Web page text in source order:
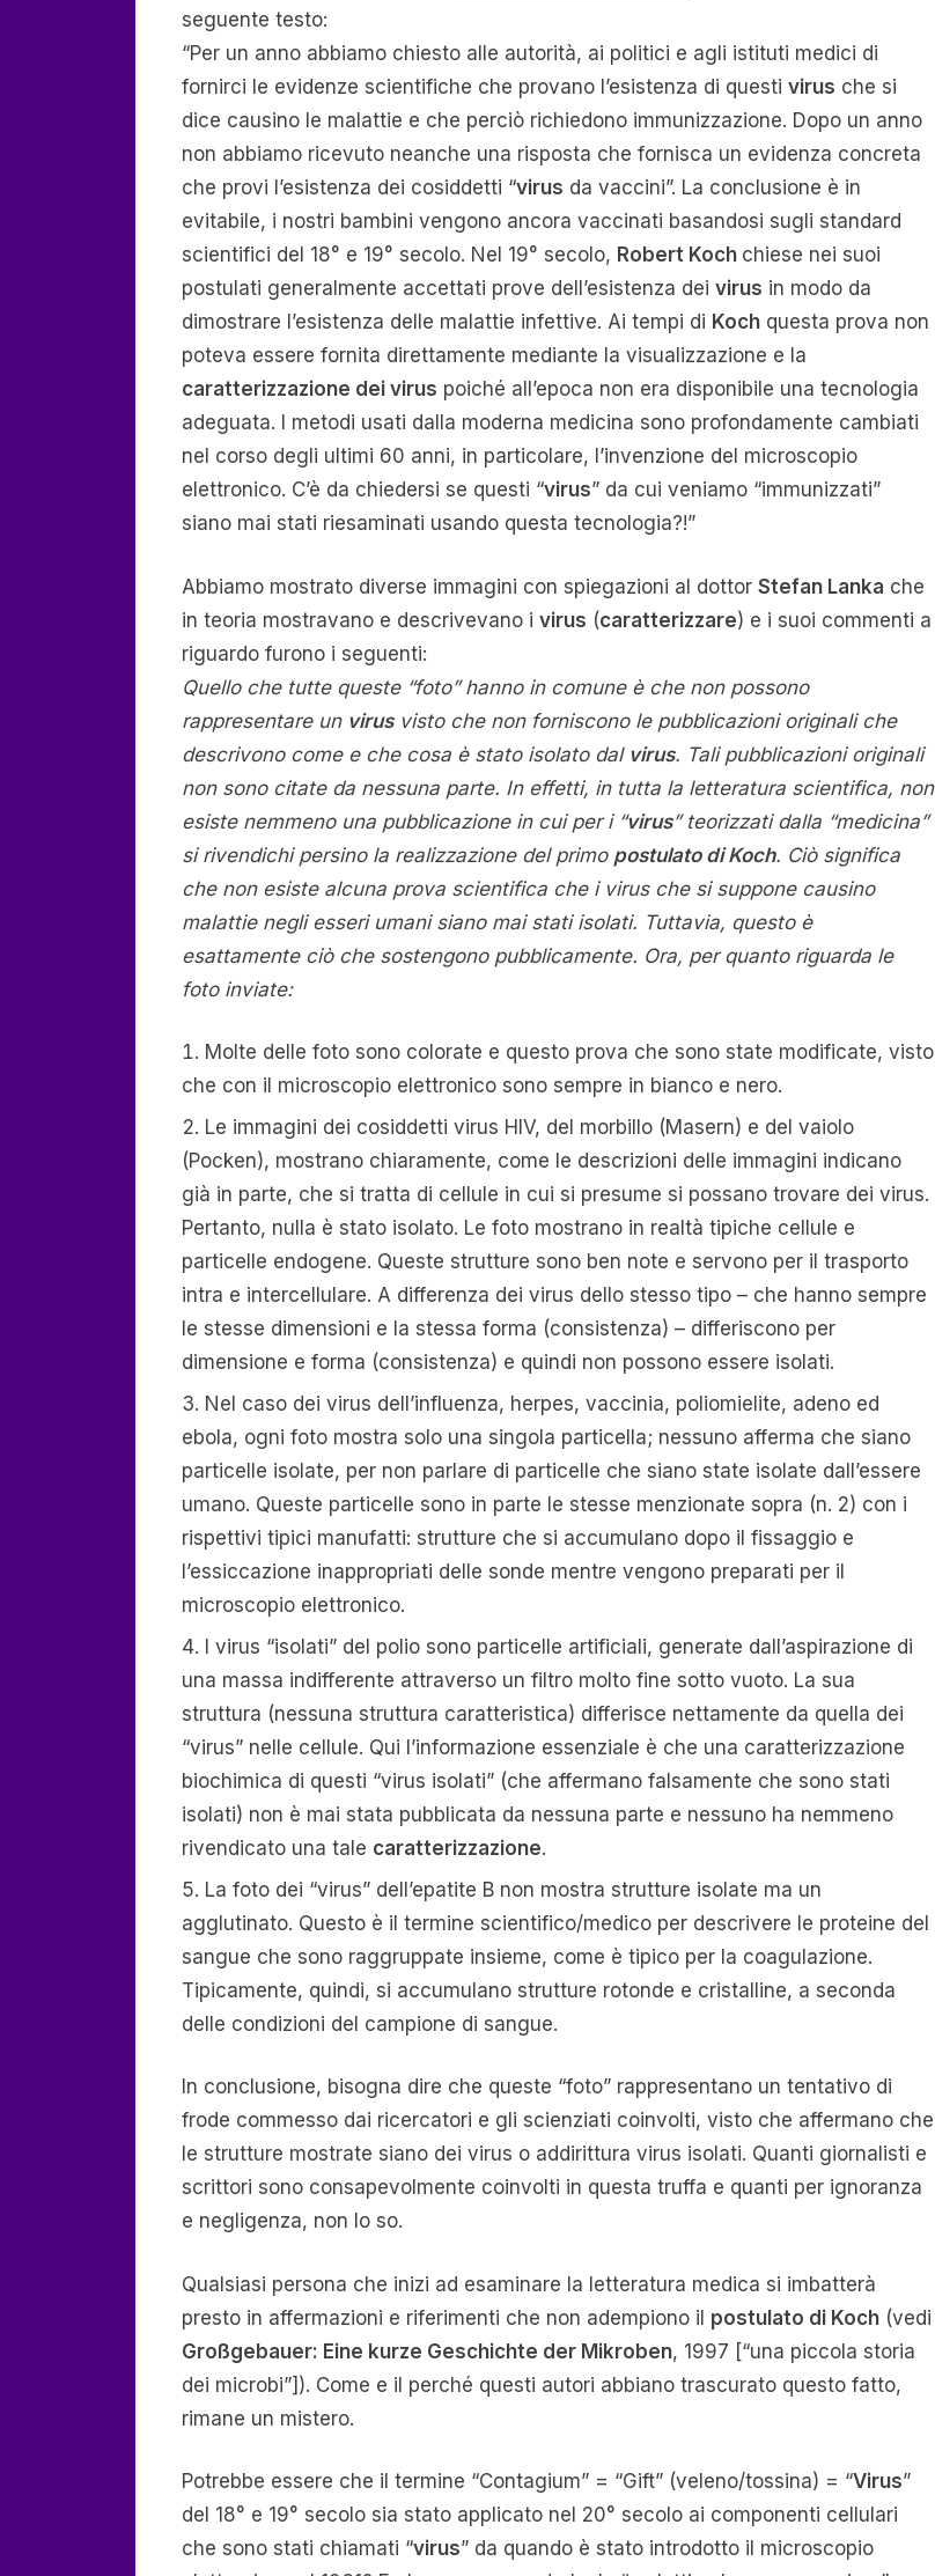
seguente testo:
“Per un anno abbiamo chiesto alle autorità, ai politici e agli istituti medici di
fornirci le evidenze scientifiche che provano l’esistenza di questi virus che si
dice causino le malattie e che perciò richiedono immunizzazione. Dopo un anno
non abbiamo ricevuto neanche una risposta che fornisca un evidenza concreta
che provi l’esistenza dei cosiddetti “virus da vaccini”. La conclusione è in
evitabile, i nostri bambini vengono ancora vaccinati basandosi sugli standard
scientifici del 18° e 19° secolo. Nel 19° secolo, Robert Koch chiese nei suoi
postulati generalmente accettati prove dell’esistenza dei virus in modo da
dimostrare l’esistenza delle malattie infettive. Ai tempi di Koch questa prova non
poteva essere fornita direttamente mediante la visualizzazione e la
caratterizzazione dei virus poiché all’epoca non era disponibile una tecnologia
adeguata. I metodi usati dalla moderna medicina sono profondamente cambiati
nel corso degli ultimi 60 anni, in particolare, l’invenzione del microscopio
elettronico. C’è da chiedersi se questi “virus” da cui veniamo “immunizzati”
siano mai stati riesaminati usando questa tecnologia?!”
Abbiamo mostrato diverse immagini con spiegazioni al dottor Stefan Lanka che
in teoria mostravano e descrivevano i virus (caratterizzare) e i suoi commenti a
riguardo furono i seguenti:
Quello che tutte queste “foto” hanno in comune è che non possono
rappresentare un virusvisto che non forniscono le pubblicazioni originali che
descrivono come e che cosa è stato isolato dal virus. Tali pubblicazioni originali
non sono citate da nessuna parte. In effetti, in tutta la letteratura scientifica, non
esiste nemmeno una pubblicazione in cui per i “virus” teorizzati dalla “medicina”
si rivendichi persino la realizzazione del primo postulato di Koch. Ciò significa
che non esiste alcuna prova scientifica che i virus che si suppone causino
malattie negli esseri umani siano mai stati isolati. Tuttavia, questo è
esattamente ciò che sostengono pubblicamente. Ora, per quanto riguarda le
foto inviate:
Molte delle foto sono colorate e questo prova che sono state modificate, visto
che con il microscopio elettronico sono sempre in bianco e nero.
Le immagini dei cosiddetti virus HIV, del morbillo (Masern) e del vaiolo
(Pocken), mostrano chiaramente, come le descrizioni delle immagini indicano
già in parte, che si tratta di cellule in cui si presume si possano trovare dei virus.
Pertanto, nulla è stato isolato. Le foto mostrano in realtà tipiche cellule e
particelle endogene. Queste strutture sono ben note e servono per il trasporto
intra e intercellulare. A differenza dei virus dello stesso tipo – che hanno sempre
le stesse dimensioni e la stessa forma (consistenza) – differiscono per
dimensione e forma (consistenza) e quindi non possono essere isolati.
Nel caso dei virus dell’influenza, herpes, vaccinia, poliomielite, adeno ed
ebola, ogni foto mostra solo una singola particella; nessuno afferma che siano
particelle isolate, per non parlare di particelle che siano state isolate dall’essere
umano. Queste particelle sono in parte le stesse menzionate sopra (n. 2) con i
rispettivi tipici manufatti: strutture che si accumulano dopo il fissaggio e
l’essiccazione inappropriati delle sonde mentre vengono preparati per il
microscopio elettronico.
I virus “isolati” del polio sono particelle artificiali, generate dall’aspirazione di
una massa indifferente attraverso un filtro molto fine sotto vuoto. La sua
struttura (nessuna struttura caratteristica) differisce nettamente da quella dei
“virus” nelle cellule. Qui l’informazione essenziale è che una caratterizzazione
biochimica di questi “virus isolati” (che affermano falsamente che sono stati
isolati) non è mai stata pubblicata da nessuna parte e nessuno ha nemmeno
rivendicato una tale caratterizzazione.
La foto dei “virus” dell’epatite B non mostra strutture isolate ma un
agglutinato. Questo è il termine scientifico/medico per descrivere le proteine del
sangue che sono raggruppate insieme, come è tipico per la coagulazione.
Tipicamente, quindi, si accumulano strutture rotonde e cristalline, a seconda
delle condizioni del campione di sangue.
In conclusione, bisogna dire che queste “foto” rappresentano un tentativo di
frode commesso dai ricercatori e gli scienziati coinvolti, visto che affermano che
le strutture mostrate siano dei virus o addirittura virus isolati. Quanti giornalisti e
scrittori sono consapevolmente coinvolti in questa truffa e quanti per ignoranza
e negligenza, non lo so.
Qualsiasi persona che inizi ad esaminare la letteratura medica si imbatterà
presto in affermazioni e riferimenti che non adempiono il postulato di Koch (vedi
Großgebauer: Eine kurze Geschichte der Mikroben, 1997 [“una piccola storia
dei microbi”]). Come e il perché questi autori abbiano trascurato questo fatto,
rimane un mistero.
Potrebbe essere che il termine “Contagium” = “Gift” (veleno/tossina) = “Virus”
del 18° e 19° secolo sia stato applicato nel 20° secolo ai componenti cellulari
che sono stati chiamati “virus” da quando è stato introdotto il microscopio